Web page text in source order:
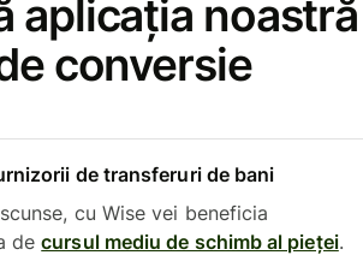
aplicația noastră
conversie
de transferuri de bani
cu Wise vei beneficia
decursul mediu de schimb al pieței.